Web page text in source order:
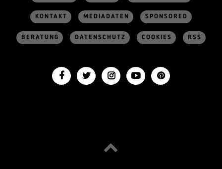
KONTAKT MEDIADATEN SPONSORED
BERATUNG DATENSCHUTZ COOKIES RSS